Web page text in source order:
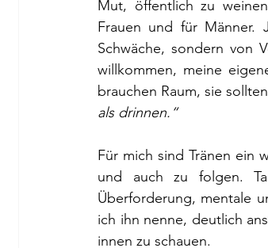
Mut, öffentlich zu
Frauen und für Männer.
Schwäche, sondern von
willkommen, meine
brauchen Raum, sie
als drinnen.“
Für mich sind Tränen ein
und auch zu folgen.
Überforderung, mentale
ich ihn nenne, deutlich
innen zu schauen.